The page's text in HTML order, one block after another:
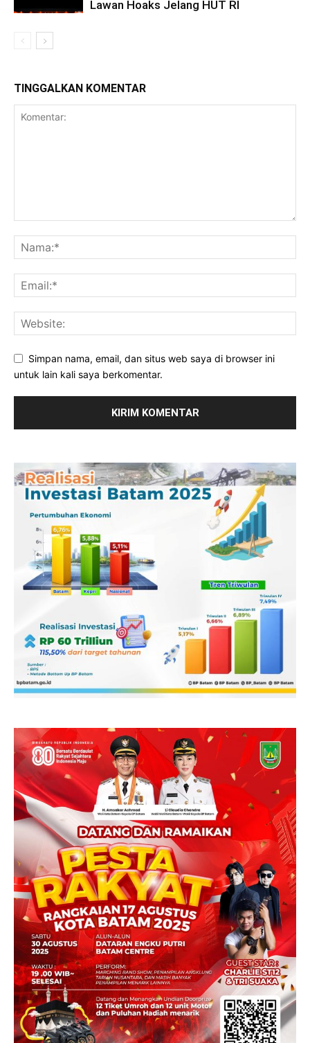
Lawan Hoaks Jelang HUT RI
TINGGALKAN KOMENTAR
Simpan nama, email, dan situs web saya di browser ini
untuk lain kali saya berkomentar.